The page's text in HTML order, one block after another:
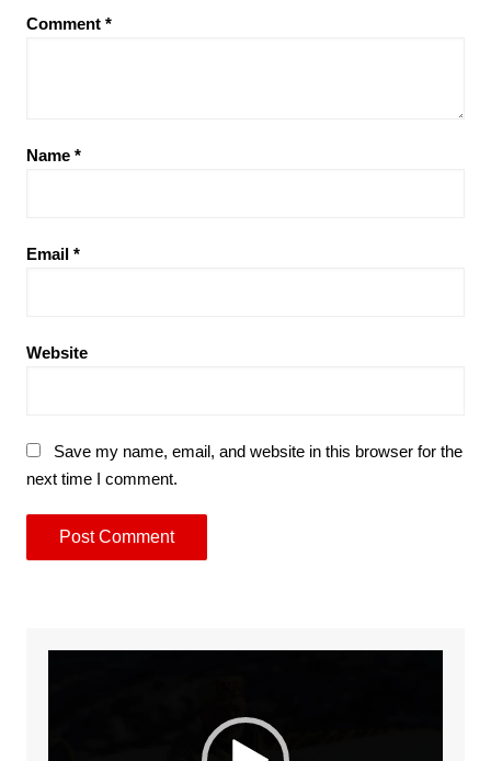
Comment *
Name *
Email *
Website
Save my name, email, and website in this browser for the
next time I comment.